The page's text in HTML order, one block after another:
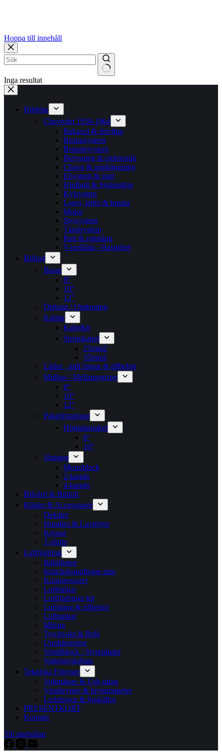
Hoppa till innehåll
Inga resultat
Bildelar
Chevrolet 1958-1964
Bakaxel & drivlina
Bromssystem
Bränslesystem
Belysning & elektronik
Chassi & upphängning
Elsystem & start
Hjulbult & hjulmuttrar
Kylsystem
Lager, leder & knutar
Motor
Styrsystem
Tändsystem
Ratt & rattstång
Växellåda / Hastighet
Billjud
Basar
8″
10″
12″
Diskant / Omkoning​
Kablar
Kabelkit
Strömkabel
25mm2
35mm2
Lådor , mdf ringar & tillbehör
Midbas / Mellanregister
8″
10″
12″
Paketlösningar
Högtalarpaket
8″
10″
Slutsteg
Monoblock
2-kanals
4-kanals
Bilvård & Bildoft
Kläder & Accessoarer
Dekaler
Hoodies & Luvtröjor
Kepsar
T-shirts
Luftfjädring
Bälgfästen
Instickskopplingar mm
Kompressorer
Luftbälgar
Luftfjädrings kit
Luftslang & tillbehör
Lufttankar
Mätare
Tryckvakt & Relä
Upphängning
Ventilblock / Styrenheter
Vattenavskiljare
Tekniska Finesser
Voltmätare & Usb-uttag
Vippbrytare & brytarpaneler
Ledslingor & ljuskällor
PRESENTKORT
Kontakt
Till startsidan